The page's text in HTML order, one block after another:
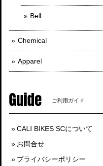
Bell
Chemical
Apparel
Guide ご利用ガイド
CALI BIKES SCについて
お問合せ
プライバシーポリシー